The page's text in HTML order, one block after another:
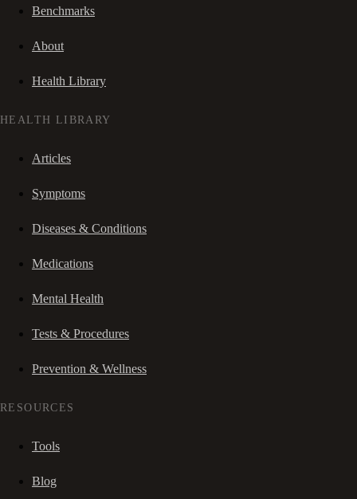
Benchmarks
About
Health Library
HEALTH LIBRARY
Articles
Symptoms
Diseases & Conditions
Medications
Mental Health
Tests & Procedures
Prevention & Wellness
RESOURCES
Tools
Blog